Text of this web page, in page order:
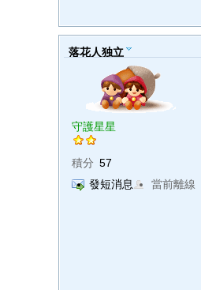
落花人独立
守護星星
積分 57
發短消息
當前離線